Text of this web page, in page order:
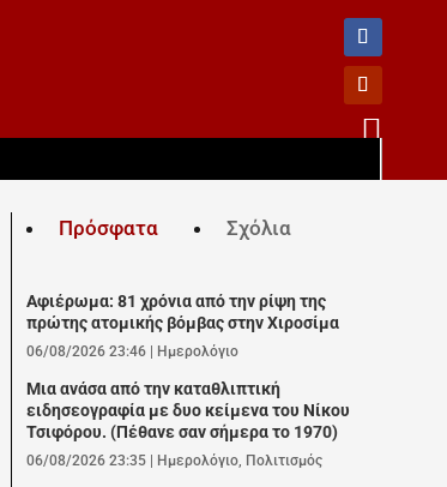

Πρόσφατα Σχόλια
Αφιέρωμα: 81 χρόνια από την ρίψη της
πρώτης ατομικής βόμβας στην Χιροσίμα
06/08/2026 23:46 | Ημερολόγιο
Μια ανάσα από την καταθλιπτική
ειδησεογραφία με δυο κείμενα του Νίκου
Τσιφόρου. (Πέθανε σαν σήμερα το 1970)
06/08/2026 23:35 Ημερολόγιο, Πολιτισμός